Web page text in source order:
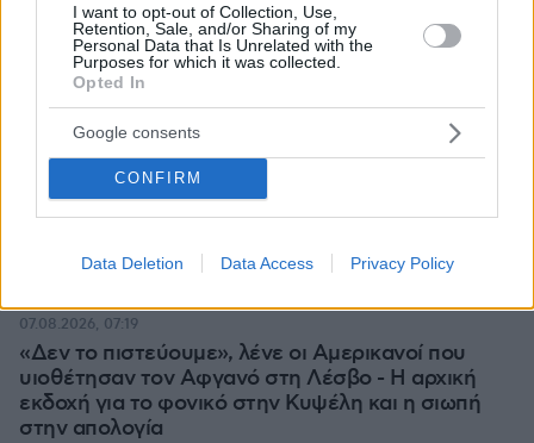
I want to opt-out of Collection, Use,
Retention, Sale, and/or Sharing of my
Personal Data that Is Unrelated with the
Purposes for which it was collected.
Opted In
Google consents
CONFIRM
Data Deletion Data Access Privacy Policy
«Δεν το πιστεύουμε», λένε οι Αμερικανοί που
υιοθέτησαν τον Αφγανό στη Λέσβο - Η αρχική
εκδοχή για το φονικό στην Κυψέλη και η σιωπή
στην απολογία
07.08.2026, 07:19